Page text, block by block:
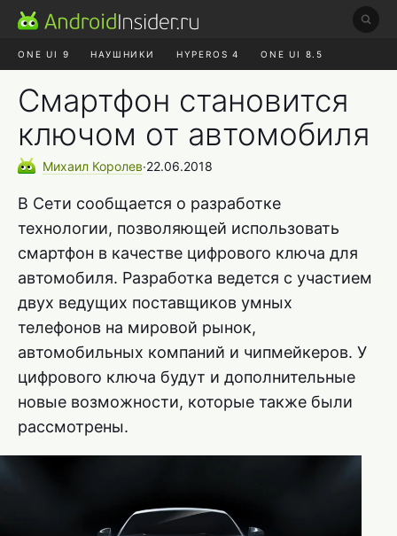
ONE UI 9 НАУШНИКИ HYPEROS 4 ONE UI 8.5
Смартфон становится
ключом от автомобиля
Михаил Королев∙22.06.2018
В Сети сообщается о разработке
технологии, позволяющей использовать
смартфон в качестве цифрового ключа для
автомобиля. Разработка ведется с участием
двух ведущих поставщиков умных
телефонов на мировой рынок,
автомобильных компаний и чипмейкеров. У
цифрового ключа будут и дополнительные
новые возможности, которые также были
рассмотрены.